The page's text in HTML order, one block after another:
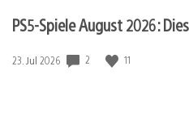
PS5-Spiele August 2026:
Veröffentlichungsdatum:
23. Jul 2026 2 11